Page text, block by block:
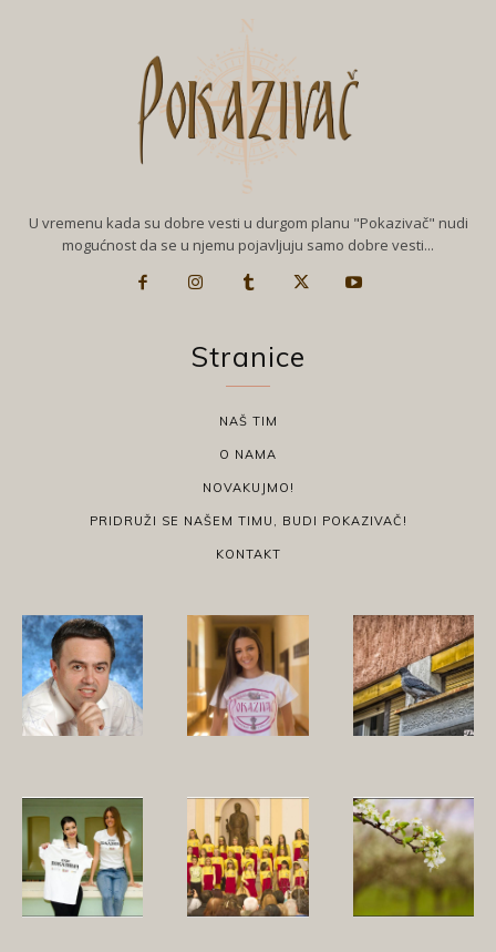
U vremenu kada su dobre vesti u durgom planu "Pokazivač" nudi
mogućnost da se u njemu pojavljuju samo dobre vesti...
Stranice
NAŠ TIM
O NAMA
NOVAKUJMO!
PRIDRUŽI SE NAŠEM TIMU, BUDI POKAZIVAČ!
KONTAKT